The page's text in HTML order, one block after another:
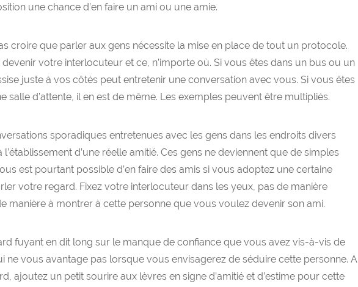
une chance d’en faire un ami ou une amie.
croire que parler aux gens nécessite la mise en place de tout un protocole.
devenir votre interlocuteur et ce, n’importe où. Si vous êtes dans un bus ou un
juste à vos côtés peut entretenir une conversation avec vous. Si vous êtes
salle d’attente, il en est de même. Les exemples peuvent être multipliés.
sporadiques entretenues avec les gens dans les endroits divers
l’établissement d’une réelle amitié. Ces gens ne deviennent que de simples
est pourtant possible d’en faire des amis si vous adoptez une certaine
votre regard. Fixez votre interlocuteur dans les yeux, pas de manière
manière à montrer à cette personne que vous voulez devenir son ami.
fuyant en dit long sur le manque de confiance que vous avez vis-à-vis de
ne vous avantage pas lorsque vous envisagerez de séduire cette personne. A
ajoutez un petit sourire aux lèvres en signe d’amitié et d’estime pour cette